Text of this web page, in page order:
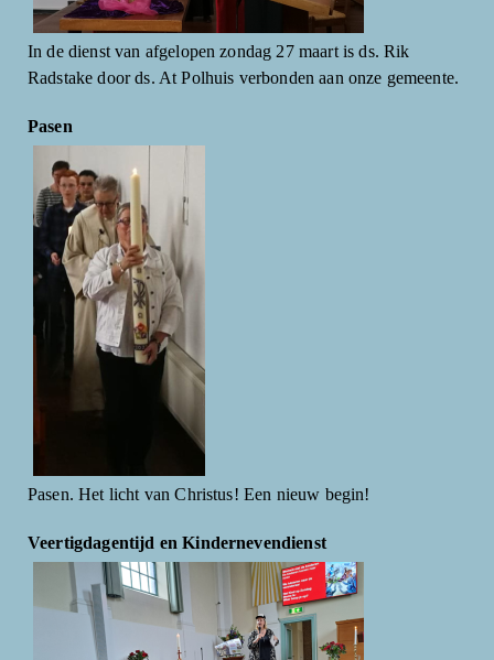
In de dienst van afgelopen zondag 27 maart is ds. Rik
Radstake door ds. At Polhuis verbonden aan onze gemeente.
Pasen
Pasen. Het licht van Christus! Een nieuw begin!
Veertigdagentijd en Kindernevendienst